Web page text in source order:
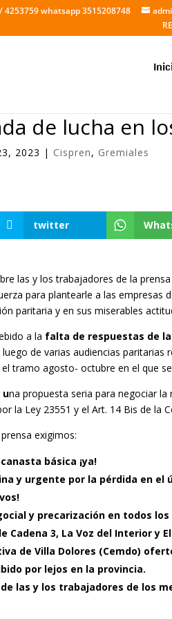
4253759 whatsapp 3515208748
de lucha en
2023 | Cispren, Gremiales
twitter
las y los trabajadores de la
para plantearle a las empresas
paritaria y en sus miserables
a la falta de respuestas de
luego de varias audiencias paritarias
tramo agosto- octubre en el que
una propuesta seria para negociar
la Ley 23551 y el Art. 14 Bis de la
exigimos:
básica ¡ya!
y urgente por la pérdida en
y precarización en todos
Cadena 3, La Voz del Interior
de Villa Dolores (Cemdo)
por lejos en la provincia.
las y los trabajadores de los